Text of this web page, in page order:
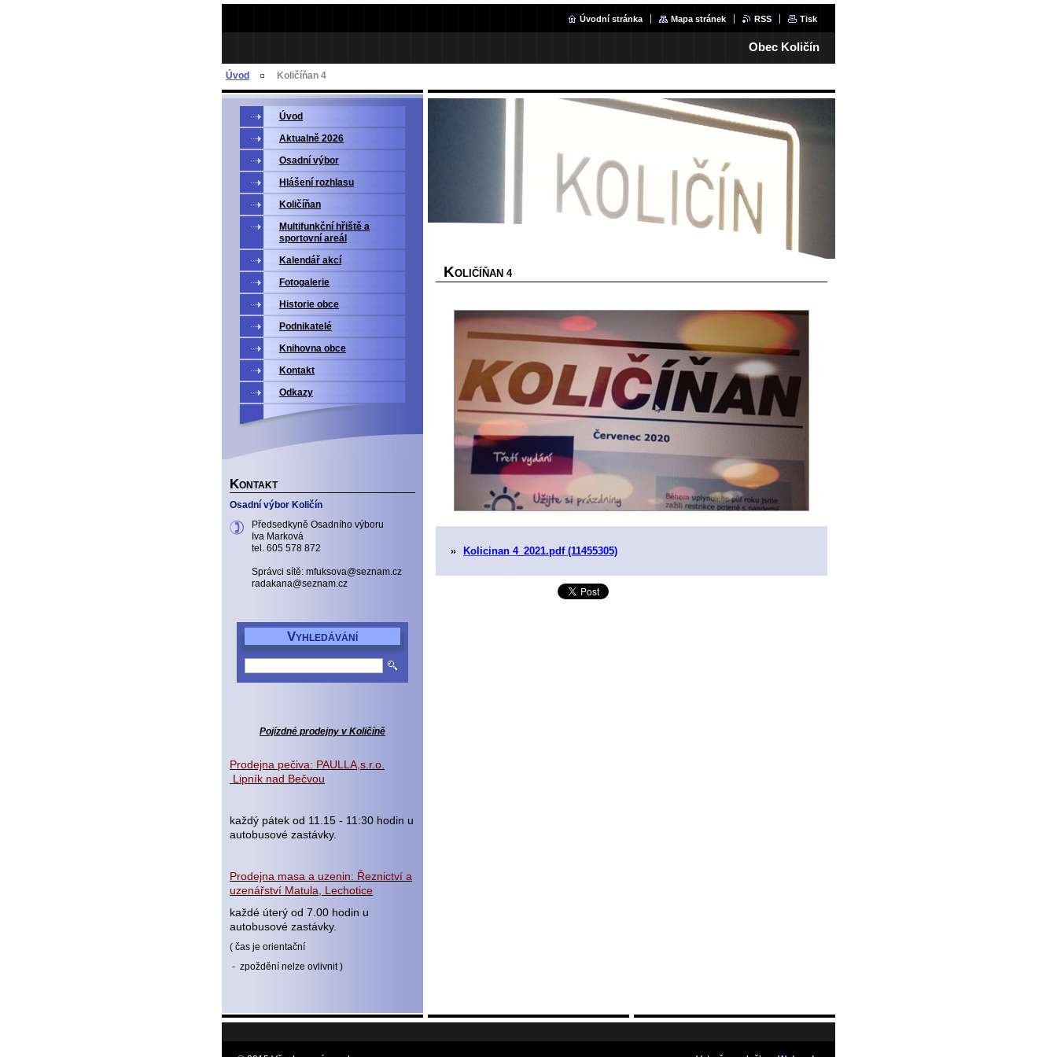
Úvodní stránka Mapa stránek RSS Tisk
Obec Količín
Úvod Količíňan 4
KOLIČÍŇAN 4
Kolicinan 4_2021.pdf (11455305)
Úvod
Aktualně 2026
Osadní výbor
Hlášení rozhlasu
Količíňan
Multifunkční hřiště a
sportovní areál
Kalendář akcí
Fotogalerie
Historie obce
Podnikatelé
Knihovna obce
Kontakt
Odkazy
KONTAKT
Osadní výbor Količín
Předsedkyně Osadního výboru
Iva Marková
tel. 605 578 872
Správci sítě: mfuksova@seznam.cz
radakana@seznam.cz
VYHLEDÁVÁNÍ
Pojízdné prodejny v Količíně
Prodejna pečiva: PAULLA,s.r.o.
Lipník nad Bečvou
každý pátek od 11.15 - 11:30 hodin u
autobusové zastávky.
Prodejna masa a uzenin: Řeznictví a
uzenářství Matula, Lechotice
každé úterý od 7.00 hodin u
autobusové zastávky.
( čas je orientační
- zpoždění nelze ovlivnit )